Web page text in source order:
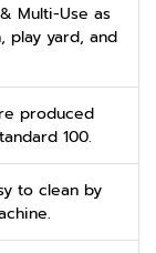
Multi-Use as
play yard, and
produced
100.
to clean by